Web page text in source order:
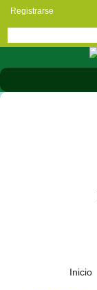
Registrarse
Inicio